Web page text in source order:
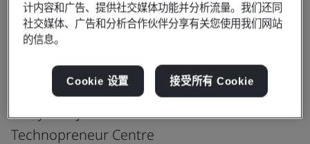
HKT Global (Singapore) Pte. Ltd.
Co-located Data Centre
(SIN02) [Equinix IBX SG1]
Equinix Singapore, Suite 5, Level 5
20 Ayer Rajah Crescent #05 05/08
Technopreneur Centre
计内容和广告、提供社交媒体功能并分析流量。我们还同
社交媒体、广告和分析合作伙伴分享有关您使用我们网站
的信息。
Cookie 设置 接受所有 Cookie